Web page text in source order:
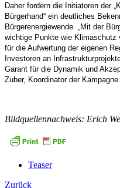
Daher fordern die Initiatoren der
Bürgerhand“ ein deutliches
Bürgerenergiewende. „Mit der
wichtige Punkte wie Klimaschutz
für die Aufwertung der eigenen
Investoren an
Garant für die Dynamik und
Zuber, Koordinator der Kampagne.
Bildquellennachweis: Erich
Teaser
Zurück